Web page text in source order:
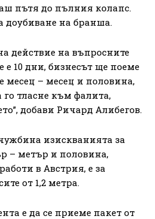
пътя до пълния колапс.
доубиване на бранша.
действие на въпросните
е 10 дни, бизнесът ще поеме
месец – месец и половина,
го тласне към фалита,
добави Ричард Алибегов.
изискванията за
– метър и половина,
в Австрия, е за
от 1,2 метра.
е да се приеме пакет от